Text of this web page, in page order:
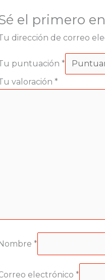
el primero en
dirección de correo
puntuación *
valoración *
*
electrónico *